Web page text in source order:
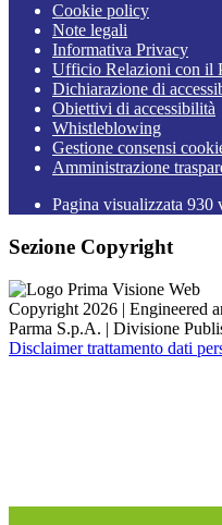
Cookie policy
Note legali
Informativa Privacy
Ufficio Relazioni con il
Dichiarazione di
Obiettivi di accessibilità
Whistleblowing
Gestione consensi
Amministrazione
Pagina visualizzata 930
Sezione Copyright
Copyright 2026 | Engineered
Parma S.p.A. | Divisione
Disclaimer trattamento dati